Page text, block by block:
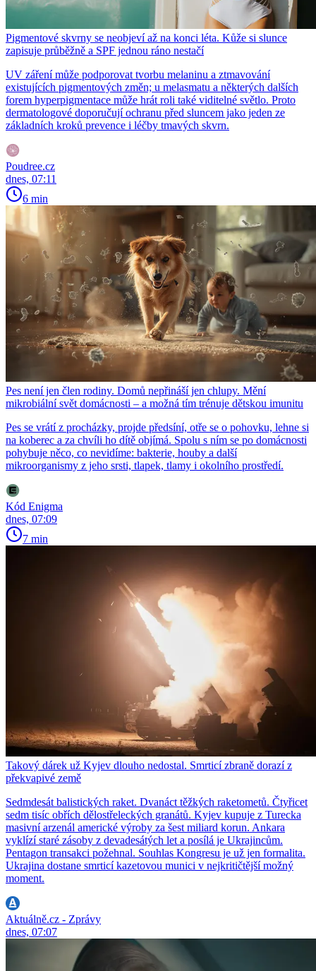
Pigmentové skvrny se neobjeví až na konci léta. Kůže si slunce
zapisuje průběžně a SPF jednou ráno nestačí
UV záření může podporovat tvorbu melaninu a ztmavování
existujících pigmentových změn; u melasmatu a některých dalších
forem hyperpigmentace může hrát roli také viditelné světlo. Proto
dermatologové doporučují ochranu před sluncem jako jeden ze
základních kroků prevence i léčby tmavých skvrn.
Poudree.cz
dnes, 07:11
6 min
Pes není jen člen rodiny. Domů nepřináší jen chlupy. Mění
mikrobiální svět domácnosti – a možná tím trénuje dětskou imunitu
Pes se vrátí z procházky, projde předsíní, otře se o pohovku, lehne si
na koberec a za chvíli ho dítě objímá. Spolu s ním se po domácnosti
pohybuje něco, co nevidíme: bakterie, houby a další
mikroorganismy z jeho srsti, tlapek, tlamy i okolního prostředí.
Kód Enigma
dnes, 07:09
7 min
Takový dárek už Kyjev dlouho nedostal. Smrticí zbraně dorazí z
překvapivé země
Sedmdesát balistických raket. Dvanáct těžkých raketometů. Čtyřicet
sedm tisíc obřích dělostřeleckých granátů. Kyjev kupuje z Turecka
masivní arzenál americké výroby za šest miliard korun. Ankara
vyklízí staré zásoby z devadesátých let a posílá je Ukrajincům.
Pentagon transakci požehnal. Souhlas Kongresu je už jen formalita.
Ukrajina dostane smrticí kazetovou munici v nejkritičtější možný
moment.
Aktuálně.cz - Zprávy
dnes, 07:07